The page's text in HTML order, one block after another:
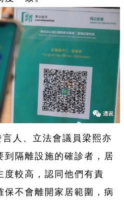
人、立法會議員梁熙亦
到隔離設施的確診者，居
度較高，認同他們有責
保不會離開家居範圍，病